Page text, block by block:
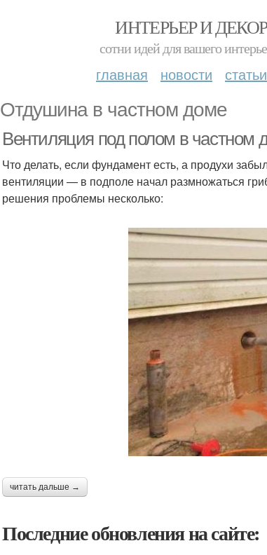
ИНТЕРЬЕР И ДЕКОР
сотни идей для вашего
главная новости статьи
Отдушина в частном доме
Вентиляция под полом в частном
Что делать, если фундамент есть, а продухи
вентиляции — в подполе начал размножаться
решения проблемы несколько:
читать дальше →
Последние обновления на сайте: